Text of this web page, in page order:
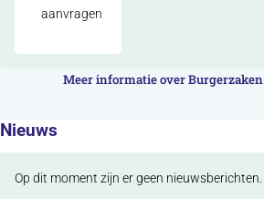
aanvragen
Meer informatie over Burgerzaken
Nieuws
Op dit moment zijn er geen nieuwsberichten.